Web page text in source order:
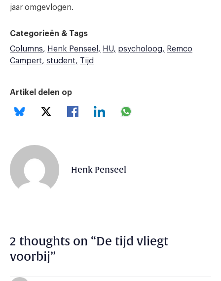
jaar omgevlogen.
Categorieën & Tags
Columns
Henk Penseel HU psycholoog
Remco
Campert
student Tijd
Artikel delen op
Henk Penseel
2 thoughts on “De tijd vliegt
voorbij”